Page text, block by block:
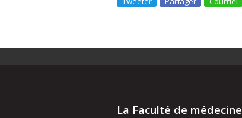
La Faculté de médecine